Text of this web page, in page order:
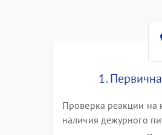
1.
Проверка реакции на
наличия дежурного